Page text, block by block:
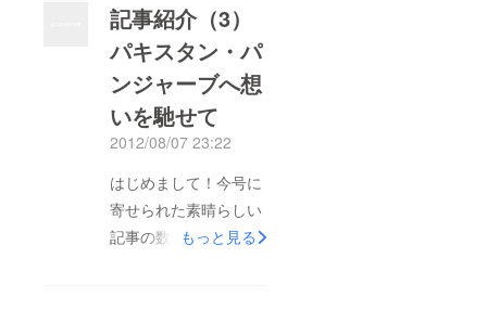
びっくり、感謝感激で
す。 本当にありがと
うございます！ パト
ロンの皆さまには、少
しずつ、レビューや広
す。 また、今後も少
しずつ、記事を紹介し
てまいりますので、
記事紹介（3）
パキスタン・パ
ンジャーブへ想
いを馳せて
2012/08/07 23:22
はじめまして！今号に
寄せられた素晴らしい
記事の数々に、校正し
もっと見る